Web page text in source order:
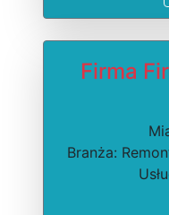
Firma
Branża: